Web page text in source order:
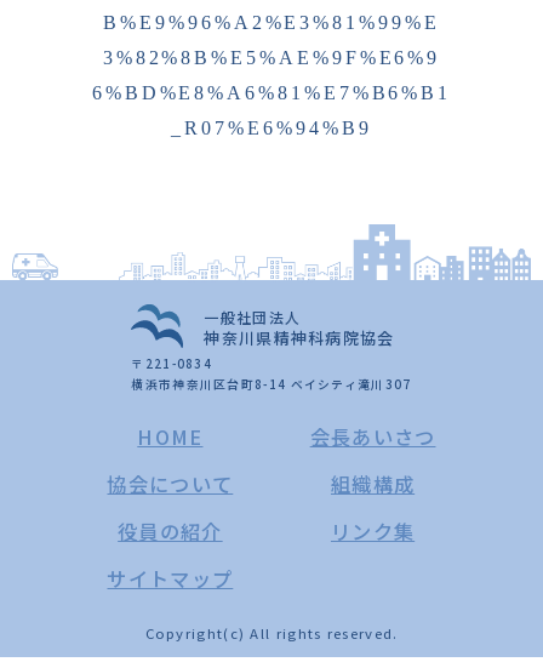
B%E9%96%A2%E3%81%99%E
3%82%8B%E5%AE%9F%E6%9
6%BD%E8%A6%81%E7%B6%B1
_R07%E6%94%B9
一般社団法人
神奈川県精神科病院協会
〒221-0834
横浜市神奈川区台町8-14 ベイシティ滝川307
HOME
会長あいさつ
協会について
組織構成
役員の紹介
リンク集
サイトマップ
Copyright(c) All rights reserved.